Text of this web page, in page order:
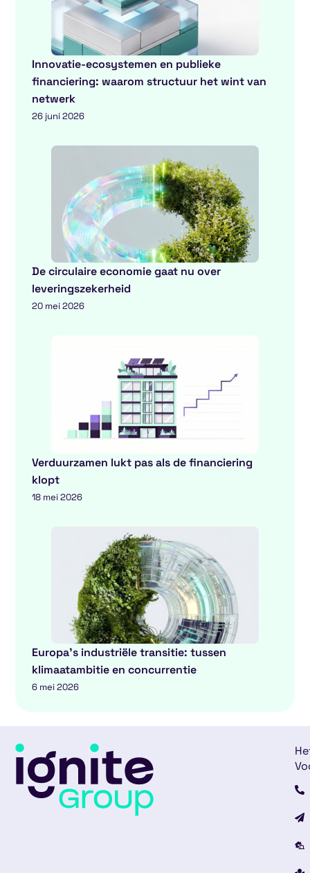
Innovatie-ecosystemen en publieke
financiering: waarom structuur het wint van
netwerk
26 juni 2026
De circulaire economie gaat nu over
leveringszekerheid
20 mei 2026
Verduurzamen lukt pas als de financiering
klopt
18 mei 2026
Europa’s industriële transitie: tussen
klimaatambitie en concurrentie
6 mei 2026